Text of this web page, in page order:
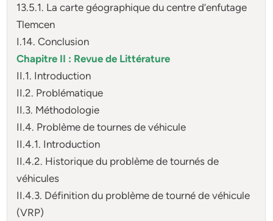
13.5.1. La carte géographique du centre d’enfutage
Tlemcen
I.14. Conclusion
Chapitre II : Revue de Littérature
II.1. Introduction
II.2. Problématique
II.3. Méthodologie
II.4. Problème de tournes de véhicule
II.4.1. Introduction
II.4.2. Historique du problème de tournés de
véhicules
II.4.3. Définition du problème de tourné de véhicule
(VRP)